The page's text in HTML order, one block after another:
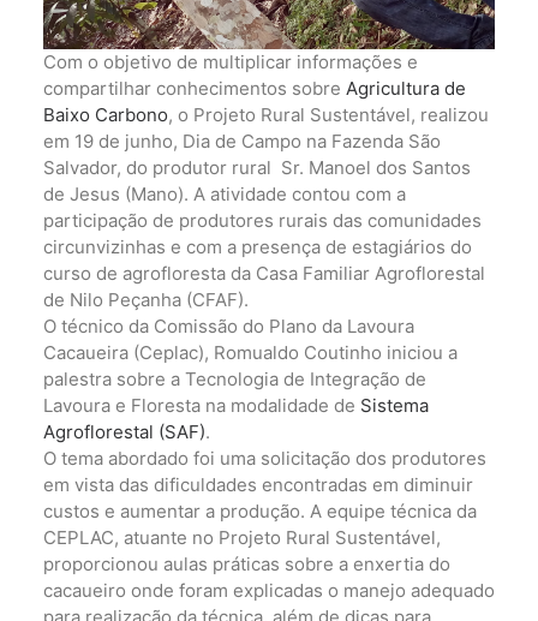
Com o objetivo de multiplicar informações e
compartilhar conhecimentos sobre Agricultura de
Baixo Carbono, o Projeto Rural Sustentável, realizou
em 19 de junho, Dia de Campo na Fazenda São
Salvador, do produtor rural Sr. Manoel dos Santos
de Jesus (Mano). A atividade contou com a
participação de produtores rurais das comunidades
circunvizinhas e com a presença de estagiários do
curso de agrofloresta da Casa Familiar Agroflorestal
de Nilo Peçanha (CFAF).
O técnico da Comissão do Plano da Lavoura
Cacaueira (Ceplac), Romualdo Coutinho iniciou a
palestra sobre a Tecnologia de Integração de
Lavoura e Floresta na modalidade de Sistema
Agroflorestal (SAF).
O tema abordado foi uma solicitação dos produtores
em vista das dificuldades encontradas em diminuir
custos e aumentar a produção. A equipe técnica da
CEPLAC, atuante no Projeto Rural Sustentável,
proporcionou aulas práticas sobre a enxertia do
cacaueiro onde foram explicadas o manejo adequado